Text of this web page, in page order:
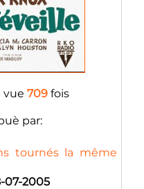
vue 709 fois
par:
tournés la même
07-2005